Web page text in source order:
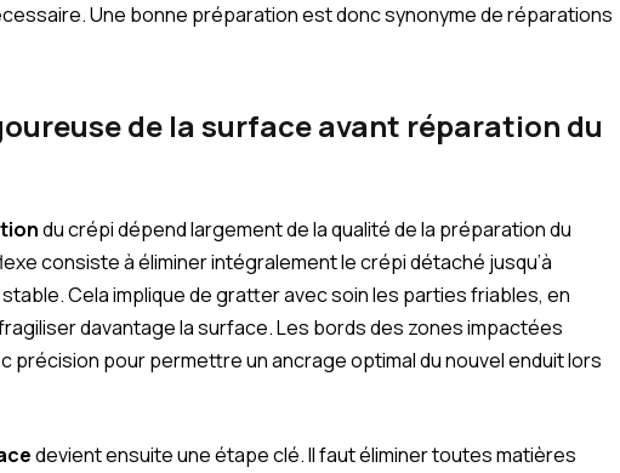
Une bonne préparation est donc synonyme de réparations
de la surface avant réparation du
du crépi dépend largement de la qualité de la préparation du
consiste à éliminer intégralement le crépi détaché jusqu’à
Cela implique de gratter avec soin les parties friables, en
davantage la surface. Les bords des zones impactées
précision pour permettre un ancrage optimal du nouvel enduit lors
devient ensuite une étape clé. Il faut éliminer toutes matières